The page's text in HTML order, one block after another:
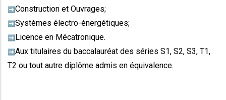
➡️ Construction et Ouvrages;
➡️ Systèmes électro-énergétiques;
➡️ Licence en Mécatronique.
➡️ Aux titulaires du baccalauréat des séries S1, S2, S3, T1,
T2 ou tout autre diplôme admis en équivalence.